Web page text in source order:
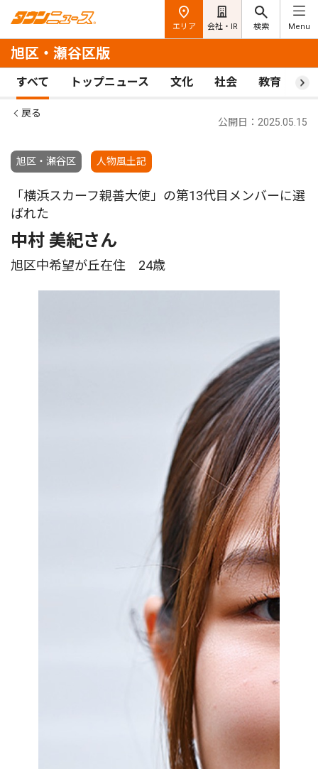
エリア 会社・IR 検索 Menu
旭区・瀬谷区版
すべて トップニュース 文化 社会 教育 ス
戻る
旭区・瀬谷区 人物風土記
公開日：2025.05.15
「横浜スカーフ親善大使」の第13代目メンバーに選
ばれた
中村 美紀さん
旭区中希望が丘在住 24歳